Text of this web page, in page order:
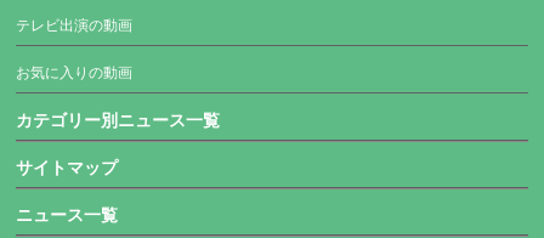
テレビ出演の動画
お気に入りの動画
カテゴリー別ニュース一覧
サイトマップ
ニュース一覧